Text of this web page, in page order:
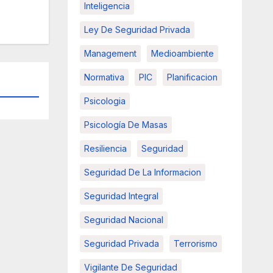
Inteligencia
Ley De Seguridad Privada
Management Medioambiente
Normativa PIC Planificacion
Psicologia
Psicología De Masas
Resiliencia Seguridad
Seguridad De La Informacion
Seguridad Integral
Seguridad Nacional
Seguridad Privada Terrorismo
Vigilante De Seguridad